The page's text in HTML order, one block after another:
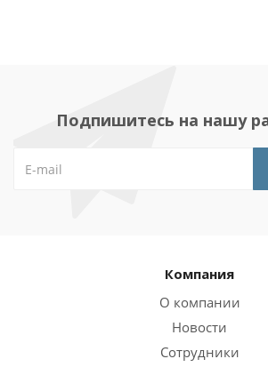
Подпишитесь на нашу
Компания
О компании
Новости
Сотрудники